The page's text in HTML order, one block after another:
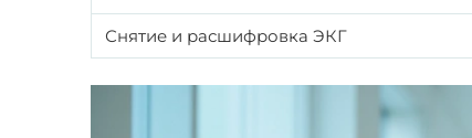
Снятие и расшифровка ЭКГ